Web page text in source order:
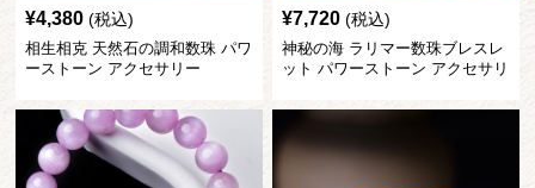
¥4,380 (税込)
相生相克 天然石の調和数珠 パワ
ーストーン アクセサリー
¥7,720 (税込)
神秘の海 ラリマー数珠ブレスレ
ット パワーストーン アクセサリ